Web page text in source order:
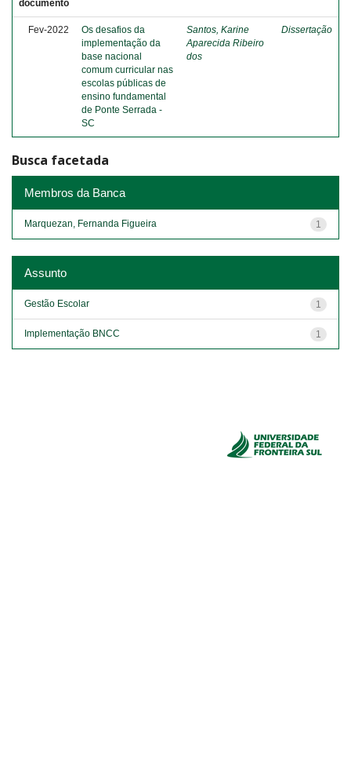
documento
Fev-2022
Os desafios da
implementação da
base nacional
comum curricular nas
escolas públicas de
ensino fundamental
de Ponte Serrada -
SC
Santos, Karine
Aparecida Ribeiro
dos
Dissertação
Busca facetada
Membros da Banca
1
Marquezan, Fernanda Figueira
Assunto
1
Gestão Escolar
1
Implementação BNCC